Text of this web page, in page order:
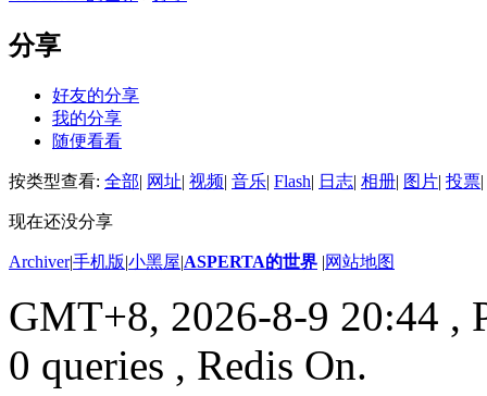
分享
好友的分享
我的分享
随便看看
按类型查看: 全部| 网址| 视频| 音乐| Flash| 日志| 相册| 图片| 投票|
现在还没分享
Archiver|手机版|小黑屋|ASPERTA的世界 |网站地图
GMT+8, 2026-8-9 20:44 ,
0 queries , Redis On.